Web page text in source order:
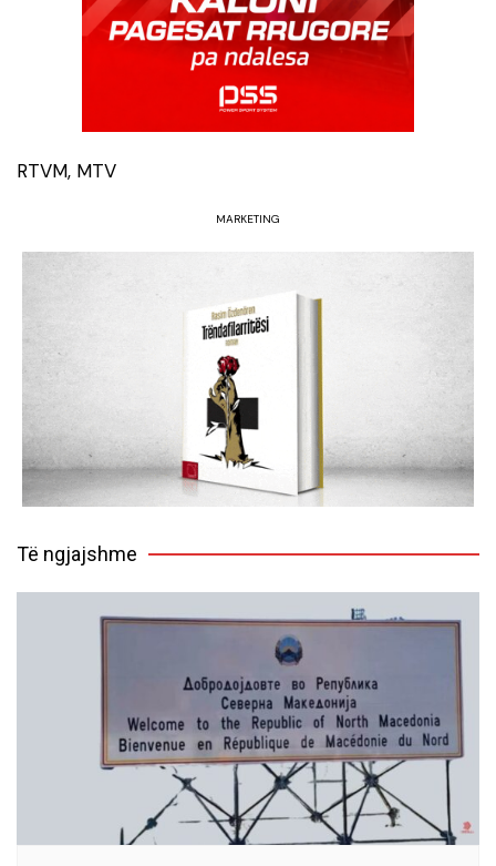
RTVM, MTV
MARKETING
Të ngjajshme